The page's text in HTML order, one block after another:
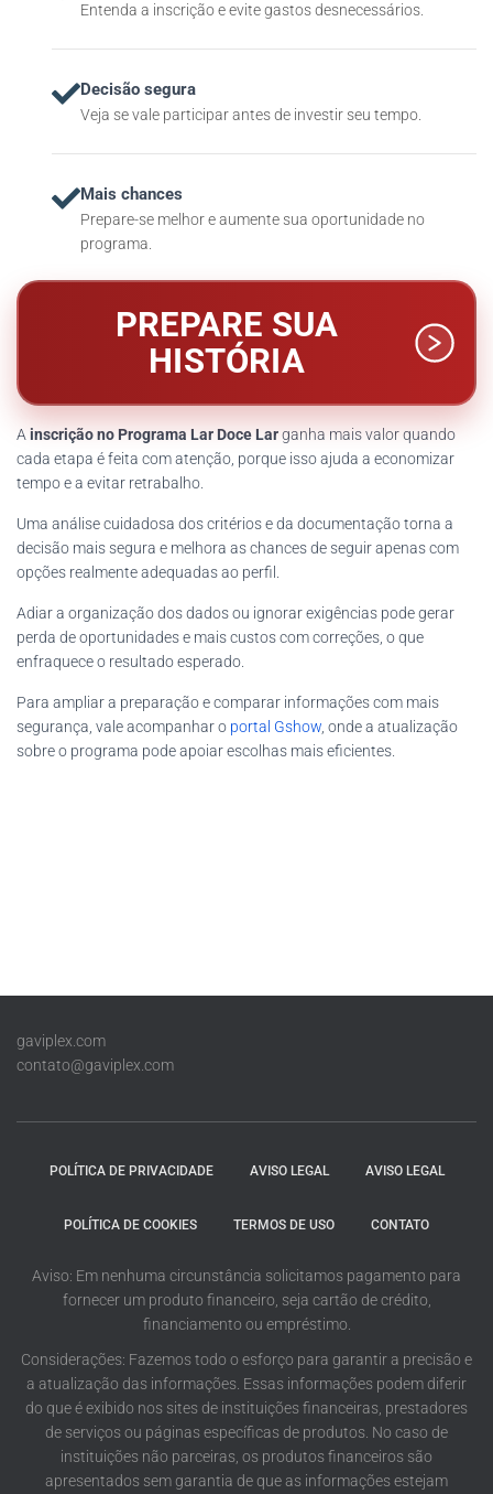
Entenda a inscrição e evite gastos desnecessários.
Decisão segura
Veja se vale participar antes de investir seu tempo.
Mais chances
Prepare-se melhor e aumente sua oportunidade no
programa.
PREPARE SUA
HISTÓRIA
A inscrição no Programa Lar Doce Larganha mais valor quando
cada etapa é feita com atenção, porque isso ajuda a economizar
tempo e a evitar retrabalho.
Uma análise cuidadosa dos critérios e da documentação torna a
decisão mais segura e melhora as chances de seguir apenas com
opções realmente adequadas ao perfil.
Adiar a organização dos dados ou ignorar exigências pode gerar
perda de oportunidades e mais custos com correções, o que
enfraquece o resultado esperado.
Para ampliar a preparação e comparar informações com mais
segurança, vale acompanhar o portal Gshow , onde a atualização
sobre o programa pode apoiar escolhas mais eficientes.
gaviplex.com
contato@gaviplex.com
POLÍTICA DE PRIVACIDADE AVISO LEGAL AVISO LEGAL
POLÍTICA DE COOKIES TERMOS DE USO CONTATO
Aviso: Em nenhuma circunstância solicitamos pagamento para
fornecer um produto financeiro, seja cartão de crédito,
financiamento ou empréstimo.
Considerações: Fazemos todo o esforço para garantir a precisão e
a atualização das informações. Essas informações podem diferir
do que é exibido nos sites de instituições financeiras, prestadores
de serviços ou páginas específicas de produtos. No caso de
instituições não parceiras, os produtos financeiros são
apresentados sem garantia de que as informações estejam